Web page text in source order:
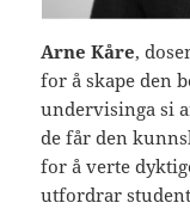
Arne Kåre,
for å skape den
undervisinga si
de får den
for å verte
utfordrar